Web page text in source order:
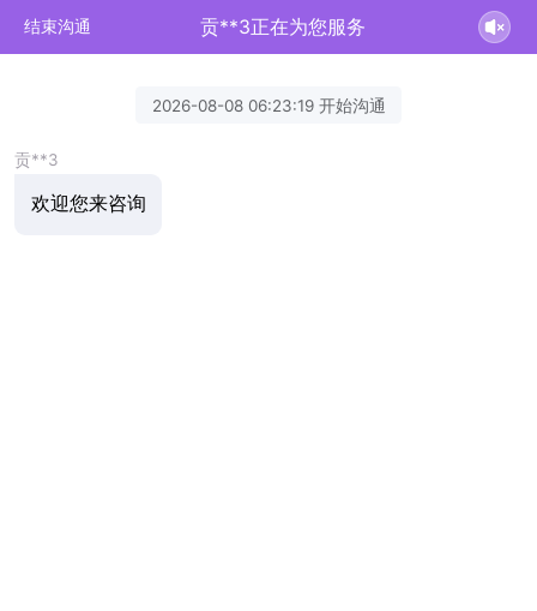
结束沟通 贡**3正在为您服务
2026-08-08 06:23:19 开始沟通
贡**3
欢迎您来咨询